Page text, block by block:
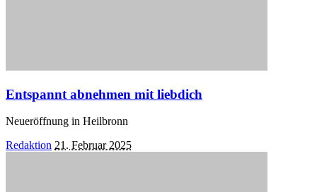
Entspannt abnehmen mit liebdich
Neueröffnung in Heilbronn
Posted
Redaktion 21. Februar 2025